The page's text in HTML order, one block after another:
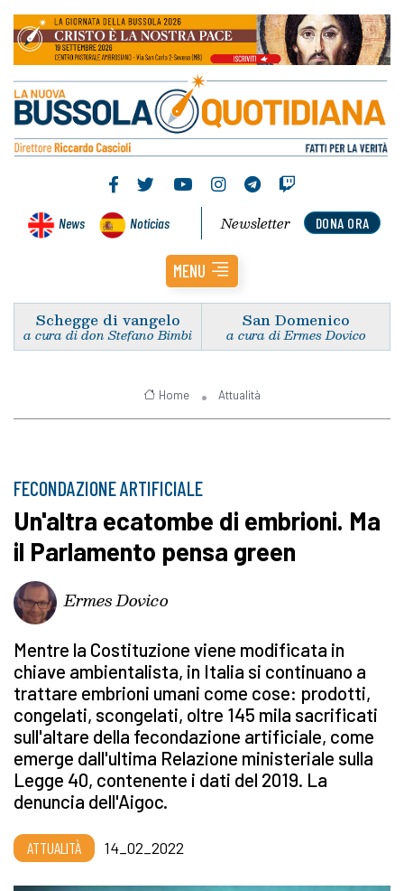
News Noticias DONA ORA
Newsletter
MENU
Schegge di vangelo
a cura di don Stefano Bimbi
San Domenico
a cura di Ermes Dovico
Home Attualità
FECONDAZIONE ARTIFICIALE
Un'altra ecatombe di embrioni. Ma
il Parlamento pensa green
Ermes Dovico
Mentre la Costituzione viene modificata in
chiave ambientalista, in Italia si continuano a
trattare embrioni umani come cose: prodotti,
congelati, scongelati, oltre 145 mila sacrificati
sull'altare della fecondazione artificiale, come
emerge dall'ultima Relazione ministeriale sulla
Legge 40, contenente i dati del 2019. La
denuncia dell'Aigoc.
ATTUALITÀ 14_02_2022